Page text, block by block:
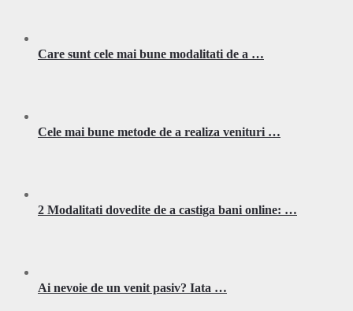
Care sunt cele mai bune modalitati de a …
Cele mai bune metode de a realiza venituri …
2 Modalitati dovedite de a castiga bani online: …
Ai nevoie de un venit pasiv? Iata …